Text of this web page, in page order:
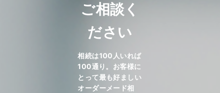
ご相談く
ださい
相続は100人いれば
100通り。お客様に
とって最も好ましい
オーダーメード相